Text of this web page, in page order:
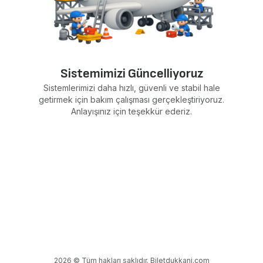
Sistemimizi Güncelliyoruz
Sistemlerimizi daha hızlı, güvenli ve stabil hale
getirmek için bakım çalışması gerçekleştiriyoruz.
Anlayışınız için teşekkür ederiz.
2026 © Tüm hakları saklıdır. Biletdukkani.com